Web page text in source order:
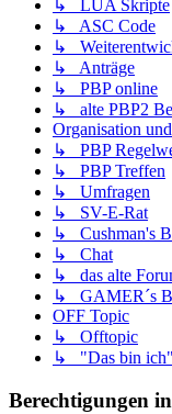
↳ LUA Skripte
↳ ASC Code
↳
↳ Anträge
↳ PBP online
↳ alte PBP2
Organisation
↳ PBP
↳ PBP Treffen
↳ Umfragen
↳ SV-E-Rat
↳ Cushman's
↳ Chat
↳ das alte
↳ GAMER´s
OFF Topic
↳ Offtopic
↳ "Das bin ich"
Berechtigungen